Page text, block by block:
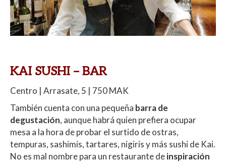
KAI SUSHI – BAR
Centro | Arrasate, 5 | 750 MAK
También cuenta con una pequeña barra de
degustación, aunque habrá quien prefiera ocupar
mesa a la hora de probar el surtido de ostras,
tempuras, sashimis, tartares, nigiris y más sushi de Kai.
No es mal nombre para un restaurante deinspiración